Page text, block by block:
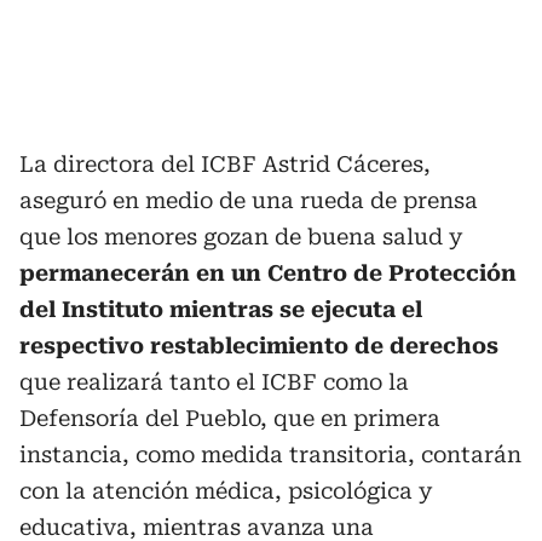
La directora del ICBF Astrid Cáceres,
aseguró en medio de una rueda de prensa
que los menores gozan de buena salud y
permanecerán en un Centro de Protección
del Instituto mientras se ejecuta el
respectivo restablecimiento de derechos
que realizará tanto el ICBF como la
Defensoría del Pueblo, que en primera
instancia, como medida transitoria, contarán
con la atención médica, psicológica y
educativa, mientras avanza una